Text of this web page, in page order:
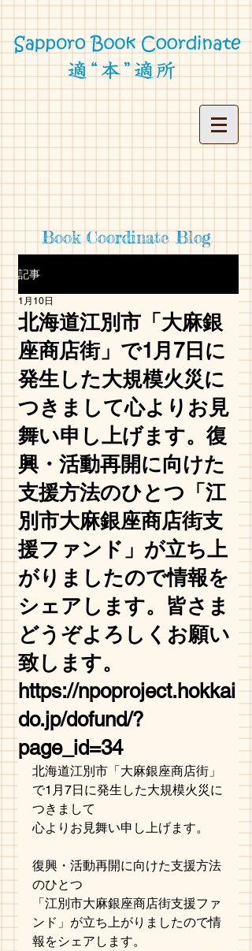
Book Coordinate Blog
記事
北海道江別市「大麻銀
座商店街」で1月7日に
発生した大規模火災に
つきまして心よりお見
舞い申し上げます。復
興・活動再開に向けた
支援方法のひとつ「江
別市大麻銀座商店街支
援ファンド」が立ち上
がりましたので情報を
シェアします。皆さま
どうぞよろしくお願い
致します。
https://npoproject.hokkai
do.jp/dofund/?
page_id=34
1月10日
北海道江別市「大麻銀座商店街」
で1月7日に発生した大規模火災に
つきまして
心よりお見舞い申し上げます。
復興・活動再開に向けた支援方法
のひとつ
「江別市大麻銀座商店街支援ファ
ンド」が立ち上がりましたので情
報をシェアします。